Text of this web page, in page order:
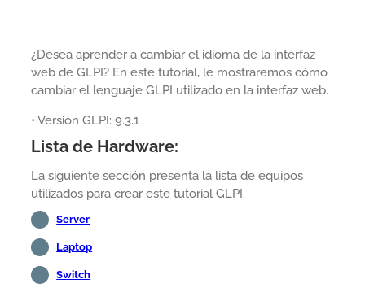
¿Desea aprender a cambiar el idioma de la interfaz
web de GLPI? En este tutorial, le mostraremos cómo
cambiar el lenguaje GLPI utilizado en la interfaz web.
• Versión GLPI: 9.3.1
Lista de Hardware:
La siguiente sección presenta la lista de equipos
utilizados para crear este tutorial GLPI.
Server
Laptop
Switch